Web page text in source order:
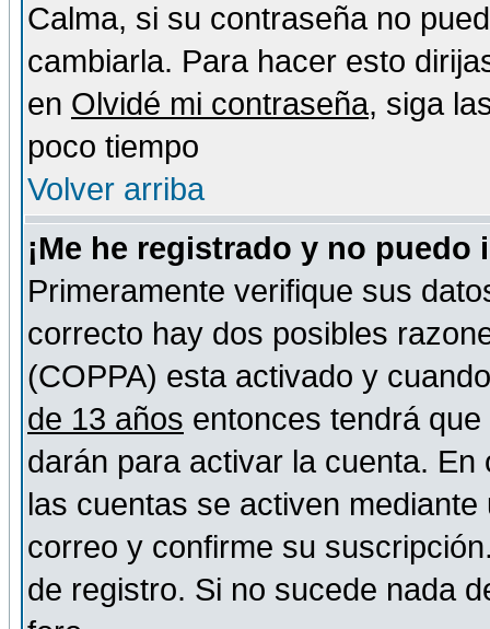
Calma, si su contraseña no
cambiarla. Para hacer esto
en Olvidé mi contraseña, siga
poco tiempo
Volver arriba
¡Me he registrado y no puedo
Primeramente verifique sus
correcto hay dos posibles
(COPPA) esta activado y
de 13 años entonces tendrá
darán para activar la cuenta.
las cuentas se activen
correo y confirme su
de registro. Si no sucede nada